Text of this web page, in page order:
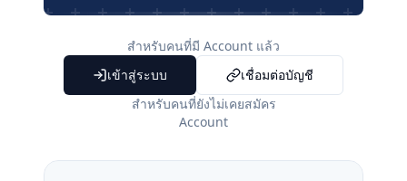
สำหรับคนที่มี Account แล้ว
เข้าสู่ระบบ
เชื่อมต่อบัญชี
สำหรับคนที่ยังไม่เคยสมัคร
Account